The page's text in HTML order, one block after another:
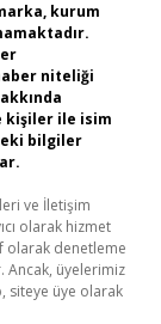
kurum
niteliği
kişiler ile isim
bilgiler
ve İletişim
olarak hizmet
olarak denetleme
Ancak, üyelerimiz
siteye üye olarak